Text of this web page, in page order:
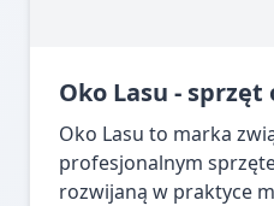
Oko Lasu -
Oko Lasu to marka
profesjonalnym
rozwijaną w praktyce